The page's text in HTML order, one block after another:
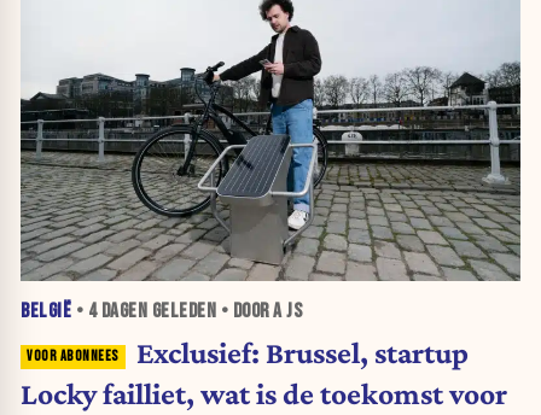
BELGIË • 4 DAGEN GELEDEN • DOOR A JS
Exclusief: Brussel, startup
Locky failliet, wat is de toekomst voor